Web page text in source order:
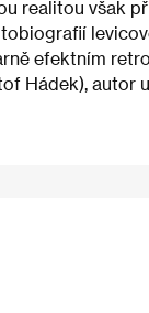
realitou však
efektním
Hádek), autor